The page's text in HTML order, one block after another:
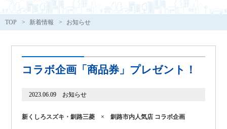
TOP 新着情報 お知らせ
コラボ企画「商品券」プレゼント！
2023.06.09 お知らせ
新くしろスズキ・釧路三菱 × 釧路市内人気店 コラボ企画